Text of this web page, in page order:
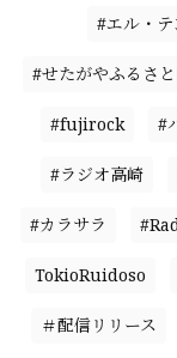
#エル・テ
#せたがやふるさ
#fujirock #
#ラジオ高崎
#カラサラ
TokioRuidoso
＃配信リリース